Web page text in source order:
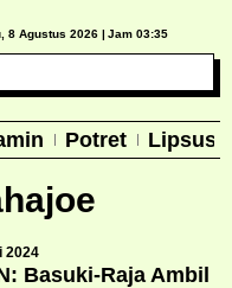
8 Agustus 2026 | Jam 03:35
Potret Lipsus
2024
Basuki-Raja Ambil